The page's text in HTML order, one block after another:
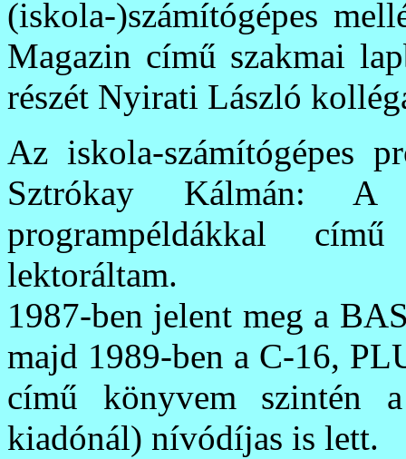
(iskola-)számítógépes
Magazin című szakmai
részét Nyirati László
Az iskola-számítógépes
Sztrókay Kálmán: A
programpéldákkal
lektoráltam.
1987-ben jelent meg a
majd 1989-ben a C-16,
című könyvem szintén
kiadónál) nívódíjas is lett.